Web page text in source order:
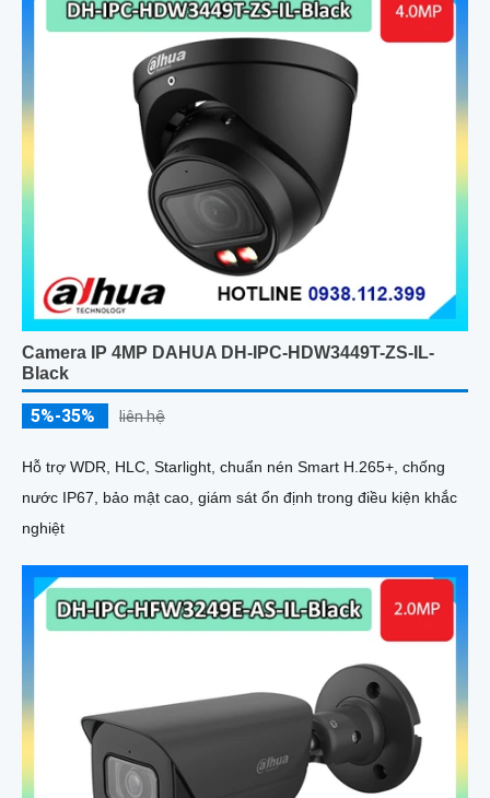
Camera IP 4MP DAHUA DH-IPC-HDW3449T-ZS-IL-
Black
5%-35% liên hệ
Hỗ trợ WDR, HLC, Starlight, chuẩn nén Smart H.265+, chống
nước IP67, bảo mật cao, giám sát ổn định trong điều kiện khắc
nghiệt